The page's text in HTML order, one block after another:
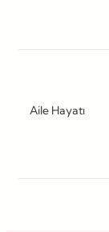
Aile Hayatı